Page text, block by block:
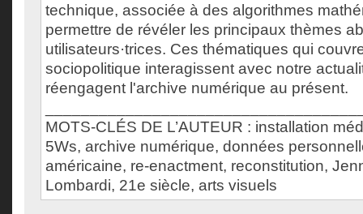
technique, associée à des algorithmes
permettre de révéler les principaux thèmes
utilisateurs·trices. Ces thématiques qui
sociopolitique interagissent avec notre
réengagent l'archive numérique au présent.
MOTS-CLÉS DE L’AUTEUR : installation
5Ws, archive numérique, données
américaine, re-enactment, reconstitution,
Lombardi, 21e siècle, arts visuels